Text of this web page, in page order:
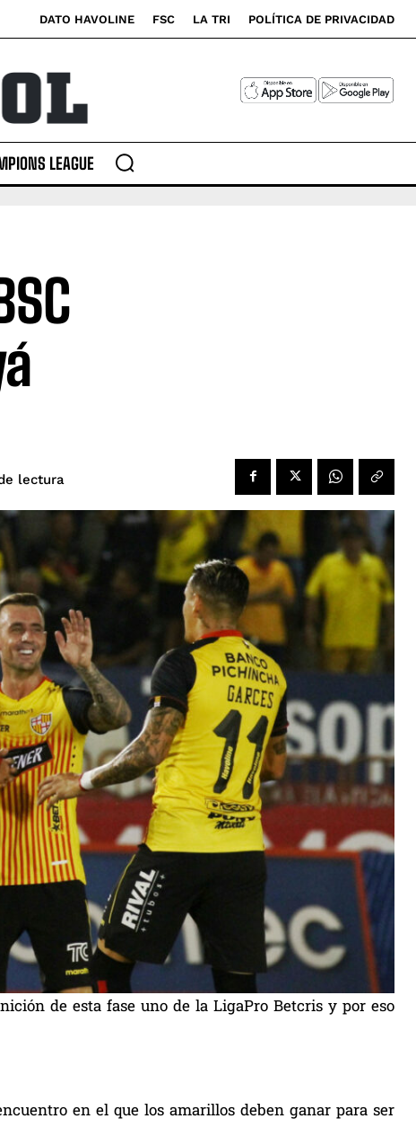
DATO HAVOLINE FSC LA TRI POLÍTICA DE PRIVACIDAD
LEAGUE
lectura
de esta fase uno de la LigaPro Betcris y por eso
en el que los amarillos deben ganar para ser